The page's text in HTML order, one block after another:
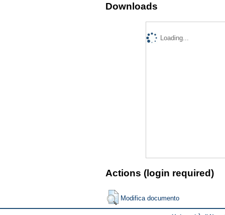
Downloads
Loading...
Actions (login required)
Modifica documento